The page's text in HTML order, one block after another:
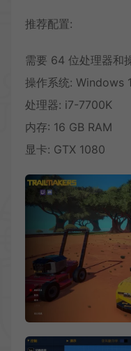
推荐配置:
需要 64 位处理器和
操作系统: Windows
处理器: i7-7700K
内存: 16 GB RAM
显卡: GTX 1080